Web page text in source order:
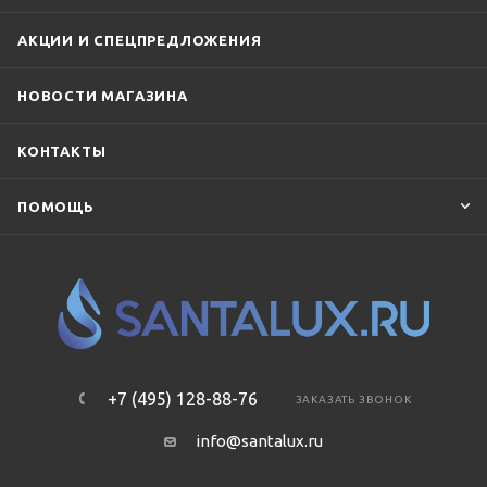
АКЦИИ И СПЕЦПРЕДЛОЖЕНИЯ
НОВОСТИ МАГАЗИНА
КОНТАКТЫ
ПОМОЩЬ
+7 (495) 128-88-76 ЗАКАЗАТЬ ЗВОНОК
info@santalux.ru